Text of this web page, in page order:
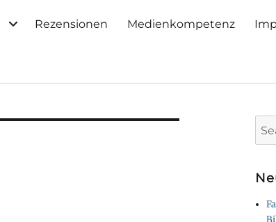
Rezensionen Medienkompetenz
for: